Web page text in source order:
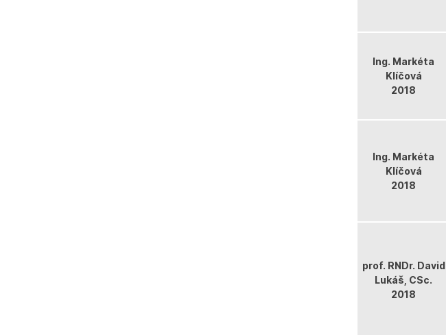
Ing. Markéta
Klíčová
2018
Ing. Markéta
Klíčová
2018
prof. RNDr. David
Lukáš, CSc.
2018